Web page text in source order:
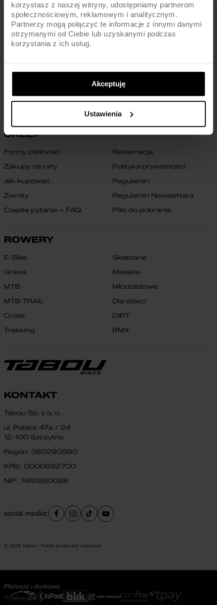
korzystasz z naszej witryny, udostępniamy partnerom
społecznościowym, reklamowym i analitycznym.
Partnerzy mogą połączyć te informacje z innymi danymi
otrzymanymi od Ciebie lub uzyskanymi podczas
korzystania z ich usług.
Akceptuję
Ustawienia
FIRMA
O nas
Gwarancja na ramę
Blog
cyfrowej
SKLEP
Formy płatności
Zakupy na raty
Jak kupować
Zwroty
Częste pytania – FAQ
Reklamacje
Polityka prywatności
Regulamin
Regulamin Newslettera
Pliki do pobrania
ROWERY
E-Bike
Gravel
MTB
MTB TRAIL
Cross
Trekking
Składane
Miejskie
Młodzieżowe
Dla dzieci
DIRT
BMX
KONTAKT
Tabou Sp. z o. o.
ul. Polska 47a / 24
12-100 Szczytno
Regon: 380290590
KRS: 0000882700
NIP: 7451850098
social media:
© 2026 Tabou - Polski producent rowerów
Płatność i dostawa